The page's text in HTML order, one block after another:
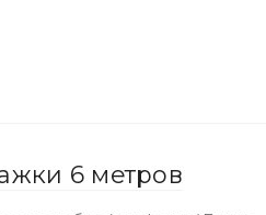
6 метров